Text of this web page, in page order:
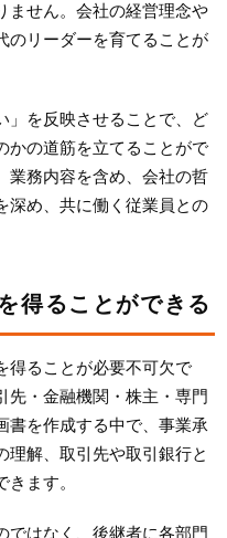
ません。会社の経営理念や
のリーダーを育てることが
」を反映させることで、ど
かの道筋を立てることがで
業務内容を含め、会社の哲
深め、共に働く従業員との
得ることができる
得ることが必要不可欠で
先・金融機関・株主・専門
書を作成する中で、事業承
理解、取引先や取引銀行と
ます。
ではなく、後継者に各部門